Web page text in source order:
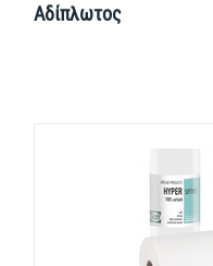
Αδίπλωτος